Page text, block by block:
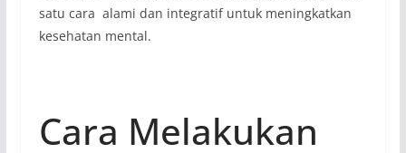
satu cara alami dan integratif untuk meningkatkan
kesehatan mental.
Cara Melakukan